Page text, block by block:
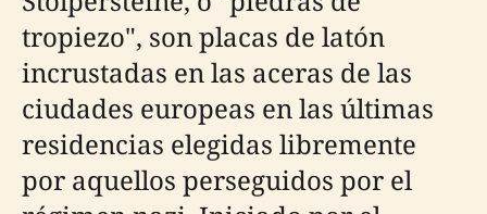
tropiezo", son placas de latón
incrustadas en las aceras de las
ciudades europeas en las últimas
residencias elegidas libremente
por aquellos perseguidos por el